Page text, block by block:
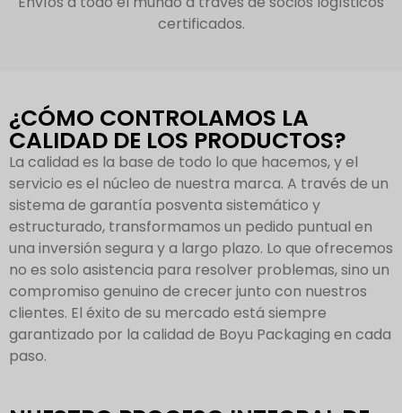
certificados.
¿CÓMO CONTROLAMOS LA
CALIDAD DE LOS PRODUCTOS?
La calidad es la base de todo lo que hacemos, y el
servicio es el núcleo de nuestra marca. A través de un
sistema de garantía posventa sistemático y
estructurado, transformamos un pedido puntual en
una inversión segura y a largo plazo. Lo que ofrecemos
no es solo asistencia para resolver problemas, sino un
compromiso genuino de crecer junto con nuestros
clientes. El éxito de su mercado está siempre
garantizado por la calidad de Boyu Packaging en cada
paso.